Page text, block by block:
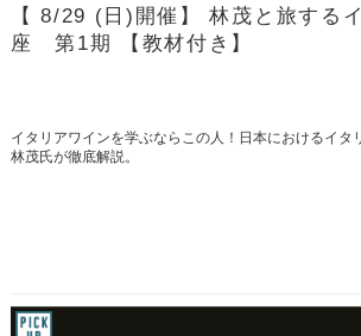
【 8/29 (日)開催】 林茂と旅する
座 第1期 【教材付き】
イタリアワインを学ぶならこの人！日本におけるイタ
林茂氏が徹底解説。